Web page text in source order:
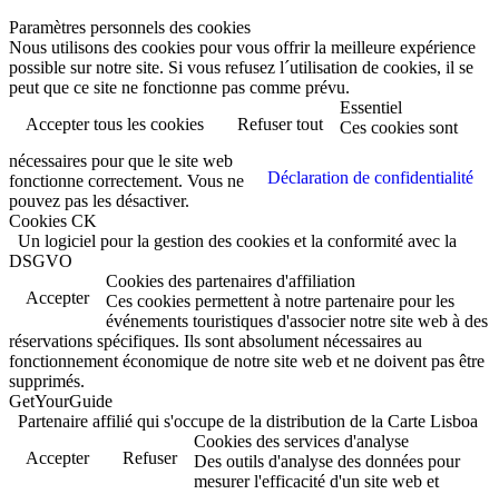
Paramètres personnels des cookies
Nous utilisons des cookies pour vous offrir la meilleure expérience
possible sur notre site. Si vous refusez l´utilisation de cookies, il se
peut que ce site ne fonctionne pas comme prévu.
Accepter tous les cookies
Refuser tout
Déclaration de confidentialité
Essentiel
Ces cookies sont
nécessaires pour que le site web
fonctionne correctement. Vous ne
pouvez pas les désactiver.
Cookies CK
Un logiciel pour la gestion des cookies et la conformité avec la
DSGVO
Accepter
Cookies des partenaires d'affiliation
Ces cookies permettent à notre partenaire pour les
événements touristiques d'associer notre site web à des
réservations spécifiques. Ils sont absolument nécessaires au
fonctionnement économique de notre site web et ne doivent pas être
supprimés.
GetYourGuide
Partenaire affilié qui s'occupe de la distribution de la Carte Lisboa
Accepter
Refuser
Cookies des services d'analyse
Des outils d'analyse des données pour
mesurer l'efficacité d'un site web et